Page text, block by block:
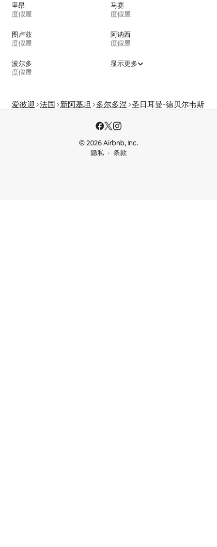
里昂
度假屋
马赛
度假屋
图卢兹
度假屋
阿讷西
度假屋
波尔多
度假屋
显示更多
爱彼迎 法国 新阿基坦 多尔多涅 圣日耳曼-德贝尔韦斯
© 2026 Airbnb, Inc.
隐私
条款